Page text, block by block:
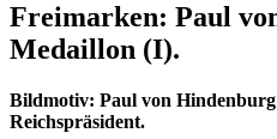
Freimarken: Paul
Medaillon (I).
Bildmotiv: Paul von Hindenburg
Reichspräsident.